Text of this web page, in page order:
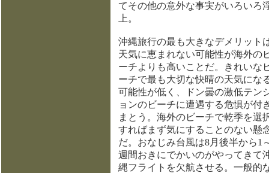
てその他の意外な事実がいろいろ
上。
沖縄旅行の最も大きなデメリット
天気に恵まれない可能性が海外の
ーチよりも高いことだ。きれいな
ーチで最も大切な快晴の天気にな
可能性が低く、ドン曇の激低テン
ョンのビーチに遭遇する危惧が付
まとう。海外のビーチで乾季を選
すればまず気にすることのない懸
だ。おなじみ台風は8月後半から1
週間おきにでかいのがやってきて
縄フライトを欠航させる。一般的